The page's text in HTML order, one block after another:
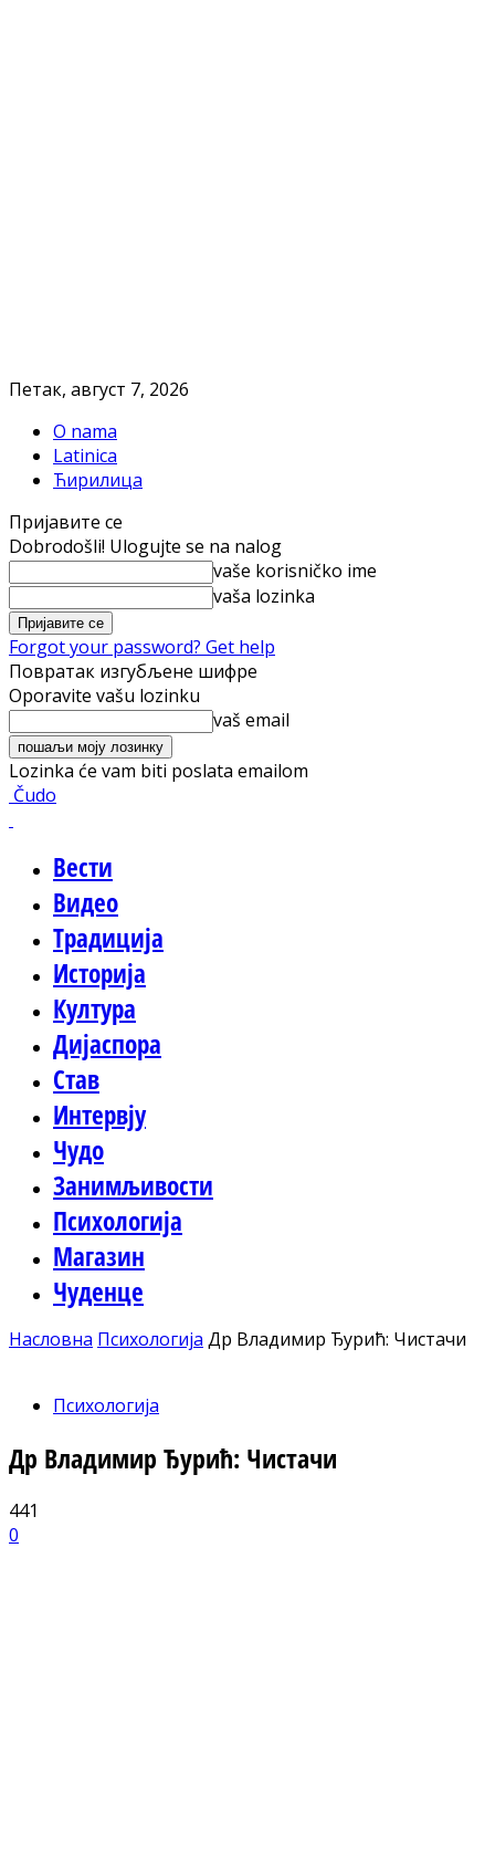
Петак, август 7, 2026
O nama
Latinica
Ћирилица
Пријавите се
Dobrodošli! Ulogujte se na nalog
vaše korisničko ime
vaša lozinka
Forgot your password? Get help
Повратак изгубљене шифре
Oporavite vašu lozinku
vaš email
Lozinka će vam biti poslata emailom
Čudo
Вести
Видео
Традиција
Историја
Култура
Дијаспора
Став
Интервју
Чудо
Занимљивости
Психологија
Магазин
Чуденце
Насловна Психологија Др Владимир Ђурић: Чистачи
Психологија
Др Владимир Ђурић: Чистачи
441
0